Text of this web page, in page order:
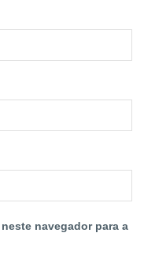
navegador para a